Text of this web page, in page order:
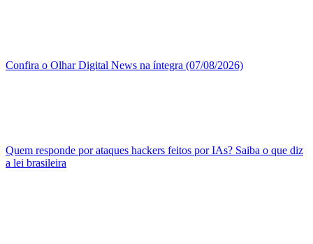
Confira o Olhar Digital News na íntegra (07/08/2026)
Quem responde por ataques hackers feitos por IAs? Saiba o que diz
a lei brasileira